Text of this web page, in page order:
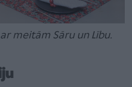
meitām Sāru un Lību.